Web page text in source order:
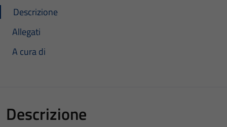
Descrizione
Allegati
A cura di
Descrizione